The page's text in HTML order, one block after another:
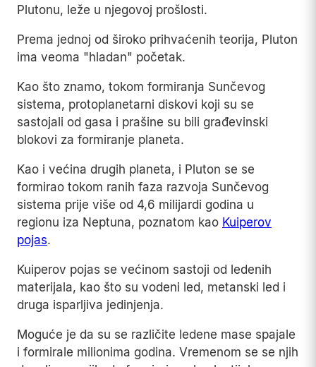
Plutonu, leže u njegovoj prošlosti.
Prema jednoj od široko prihvaćenih teorija, Pluton
ima veoma "hladan" početak.
Kao što znamo, tokom formiranja Sunčevog
sistema, protoplanetarni diskovi koji su se
sastojali od gasa i prašine su bili građevinski
blokovi za formiranje planeta.
Kao i većina drugih planeta, i Pluton se se
formirao tokom ranih faza razvoja Sunčevog
sistema prije više od 4,6 milijardi godina u
regionu iza Neptuna, poznatom kao Kuiperov
pojas.
Kuiperov pojas se većinom sastoji od ledenih
materijala, kao što su vodeni led, metanski led i
druga isparljiva jedinjenja.
Moguće je da su se različite ledene mase spajale
i formirale milionima godina. Vremenom se se njih